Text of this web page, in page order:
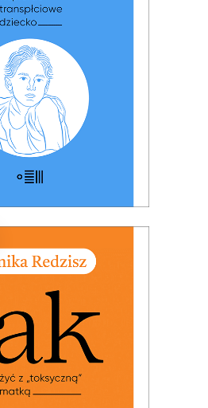
DO KOSZYKA
17 listopada 2025
zł 32.49
DO KOSZYKA
Z „TOKSYCZNĄ”
MATKĄ
24 listopada 2025